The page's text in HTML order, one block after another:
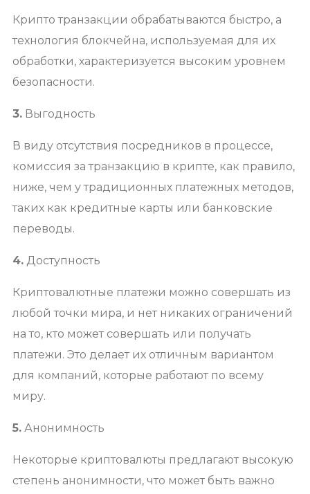
Крипто транзакции обрабатываются быстро, а
технология блокчейна, используемая для их
обработки, характеризуется высоким уровнем
безопасности.
3. Выгодность
В виду отсутствия посредников в процессе,
комиссия за транзакцию в крипте, как правило,
ниже, чем у традиционных платежных методов,
таких как кредитные карты или банковские
переводы.
4. Доступность
Криптовалютные платежи можно совершать из
любой точки мира, и нет никаких ограничений
на то, кто может совершать или получать
платежи. Это делает их отличным вариантом
для компаний, которые работают по всему
миру.
5. Анонимность
Некоторые криптовалюты предлагают высокую
степень анонимности, что может быть важно